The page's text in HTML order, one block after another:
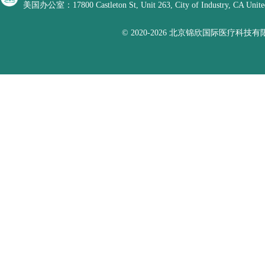
美国办公室：17800 Castleton St, Unit 263, City of Industry, CA
© 2020-2026 北京锦欣国际医疗科